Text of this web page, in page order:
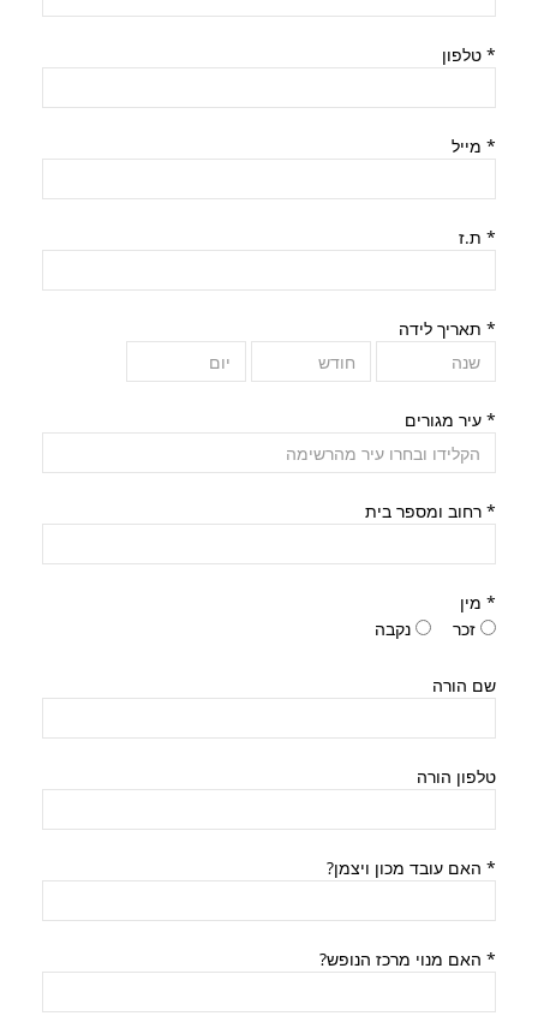
* טלפון
* מייל
* ת.ז
* תאריך לידה
* עיר מגורים
* רחוב ומספר בית
* מין
זכר
נקבה
שם הורה
טלפון הורה
* האם עובד מכון ויצמן?
* האם מנוי מרכז הנופש?